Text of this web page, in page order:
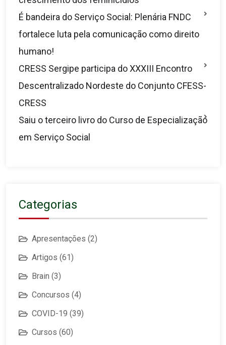
É bandeira do Serviço Social: Plenária FNDC
fortalece luta pela comunicação como direito
humano!
CRESS Sergipe participa do XXXIII Encontro
Descentralizado Nordeste do Conjunto CFESS-
CRESS
Saiu o terceiro livro do Curso de Especialização
em Serviço Social
Categorias
Apresentações (2)
Artigos (61)
Brain (3)
Concursos (4)
COVID-19 (39)
Cursos (60)